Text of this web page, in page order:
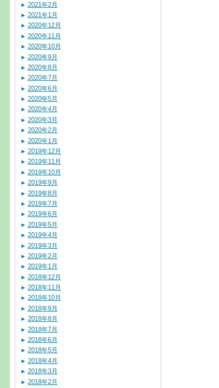
2021年2月
2021年1月
2020年12月
2020年11月
2020年10月
2020年9月
2020年8月
2020年7月
2020年6月
2020年5月
2020年4月
2020年3月
2020年2月
2020年1月
2019年12月
2019年11月
2019年10月
2019年9月
2019年8月
2019年7月
2019年6月
2019年5月
2019年4月
2019年3月
2019年2月
2019年1月
2018年12月
2018年11月
2018年10月
2018年9月
2018年8月
2018年7月
2018年6月
2018年5月
2018年4月
2018年3月
2018年2月